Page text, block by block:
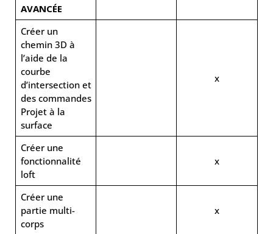
AVANCÉE
Créer un
chemin 3D à
l’aide de la
courbe
d’intersection et
des commandes
Projet à la
surface
x
Créer une
fonctionnalité
loft
x
Créer une
partie multi-
corps
x